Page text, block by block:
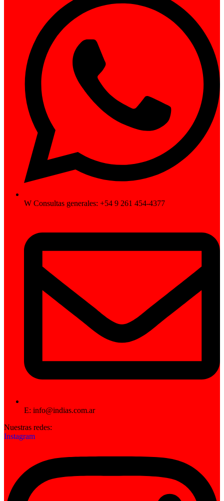
W Consultas generales: +54 9 261 454-4377
E: info@indias.com.ar
Nuestras redes:
Instagram